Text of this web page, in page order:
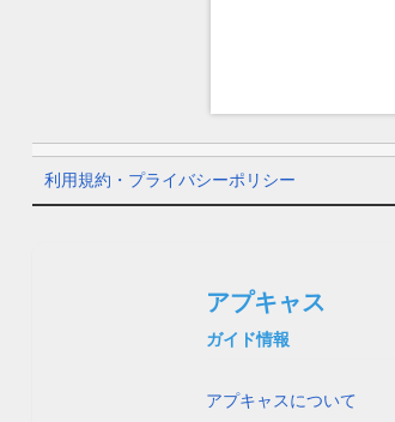
利用規約・プライバシーポリシー
アプキャス
ガイド情報
アプキャスについて